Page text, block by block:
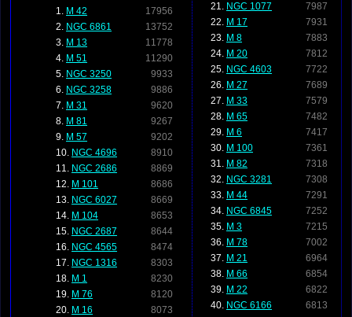
17956
M 42
13752
NGC 6861
11778
M 13
11290
M 51
9933
NGC 3250
9886
NGC 3258
9620
M 31
9267
M 81
9202
M 57
8910
NGC 4696
8869
NGC 2686
8686
M 101
8669
NGC 6027
8653
M 104
8644
NGC 2687
8474
NGC 4565
8303
NGC 1316
8230
M 1
8120
M 76
8073
M 16
7987
NGC 1077
7931
M 17
7883
M 8
7812
M 20
7722
NGC 4603
7689
M 27
7579
M 33
7482
M 65
7417
M 6
7361
M 100
7318
M 82
7308
NGC 3281
7291
M 44
7252
NGC 6845
7215
M 3
7002
M 78
6964
M 21
6854
M 66
6822
M 22
6813
NGC 6166